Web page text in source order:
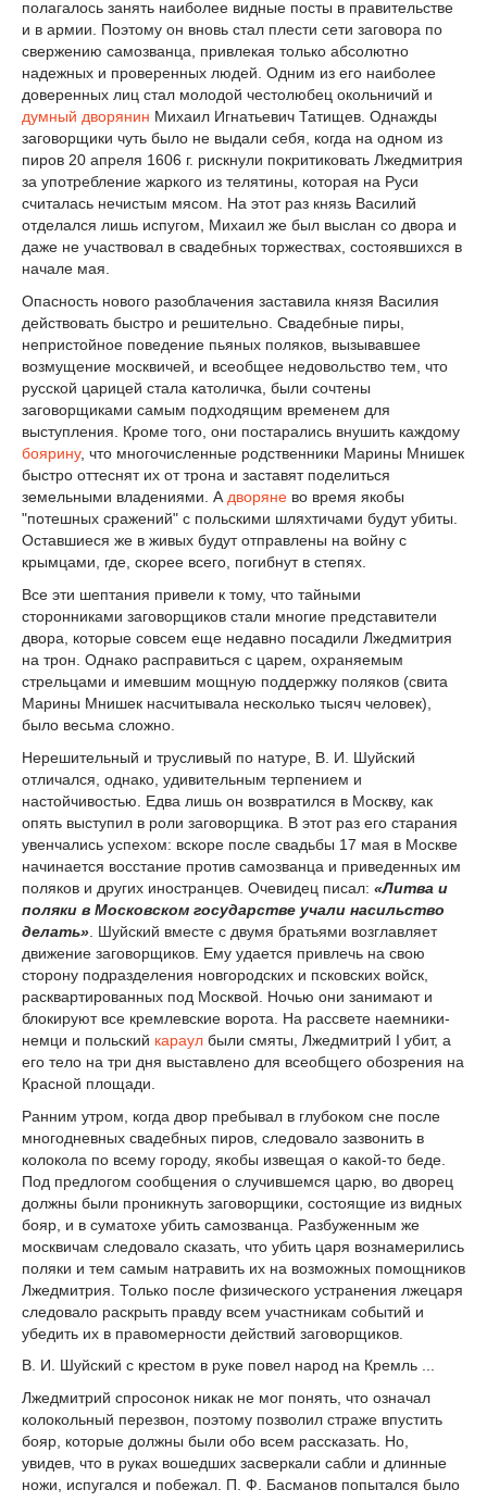
полагалось занять наиболее видные посты в правительстве
и в армии. Поэтому он вновь стал плести сети заговора по
свержению самозванца, привлекая только абсолютно
надежных и проверенных людей. Одним из его наиболее
доверенных лиц стал молодой честолюбец окольничий и
думный дворянин Михаил Игнатьевич Татищев. Однажды
заговорщики чуть было не выдали себя, когда на одном из
пиров 20 апреля 1606 г. рискнули покритиковать Лжедмитрия
за употребление жаркого из телятины, которая на Руси
считалась нечистым мясом. На этот раз князь Василий
отделался лишь испугом, Михаил же был выслан со двора и
даже не участвовал в свадебных торжествах, состоявшихся в
начале мая.
Опасность нового разоблачения заставила князя Василия
действовать быстро и решительно. Свадебные пиры,
непристойное поведение пьяных поляков, вызывавшее
возмущение москвичей, и всеобщее недовольство тем, что
русской царицей стала католичка, были сочтены
заговорщиками самым подходящим временем для
выступления. Кроме того, они постарались внушить каждому
боярину, что многочисленные родственники Марины Мнишек
быстро оттеснят их от трона и заставят поделиться
земельными владениями. Адворяне во время якобы
"потешных сражений" с польскими шляхтичами будут убиты.
Оставшиеся же в живых будут отправлены на войну с
крымцами, где, скорее всего, погибнут в степях.
Все эти шептания привели к тому, что тайными
сторонниками заговорщиков стали многие представители
двора, которые совсем еще недавно посадили Лжедмитрия
на трон. Однако расправиться с царем, охраняемым
стрельцами и имевшим мощную поддержку поляков (свита
Марины Мнишек насчитывала несколько тысяч человек),
было весьма сложно.
Нерешительный и трусливый по натуре, В. И. Шуйский
отличался, однако, удивительным терпением и
настойчивостью. Едва лишь он возвратился в Москву, как
опять выступил в роли заговорщика. В этот раз его старания
увенчались успехом: вскоре после свадьбы 17 мая в Москве
начинается восстание против самозванца и приведенных им
поляков и других иностранцев. Очевидец писал: «Литва и
поляки в Московском государстве учали насильство
делать» . Шуйский вместе с двумя братьями возглавляет
движение заговорщиков. Ему удается привлечь на свою
сторону подразделения новгородских и псковских войск,
расквартированных под Москвой. Ночью они занимают и
блокируют все кремлевские ворота. На рассвете наемники-
немци и польский караул были смяты, Лжедмитрий I убит, а
его тело на три дня выставлено для всеобщего обозрения на
Красной площади.
Ранним утром, когда двор пребывал в глубоком сне после
многодневных свадебных пиров, следовало зазвонить в
колокола по всему городу, якобы извещая о какой-то беде.
Под предлогом сообщения о случившемся царю, во дворец
должны были проникнуть заговорщики, состоящие из видных
бояр, и в суматохе убить самозванца. Разбуженным же
москвичам следовало сказать, что убить царя вознамерились
поляки и тем самым натравить их на возможных помощников
Лжедмитрия. Только после физического устранения лжецаря
следовало раскрыть правду всем участникам событий и
убедить их в правомерности действий заговорщиков.
В. И. Шуйский с крестом в руке повел народ на Кремль ...
Лжедмитрий спросонок никак не мог понять, что означал
колокольный перезвон, поэтому позволил страже впустить
бояр, которые должны были обо всем рассказать. Но,
увидев, что в руках вошедших засверкали сабли и длинные
ножи, испугался и побежал. П. Ф. Басманов попытался было